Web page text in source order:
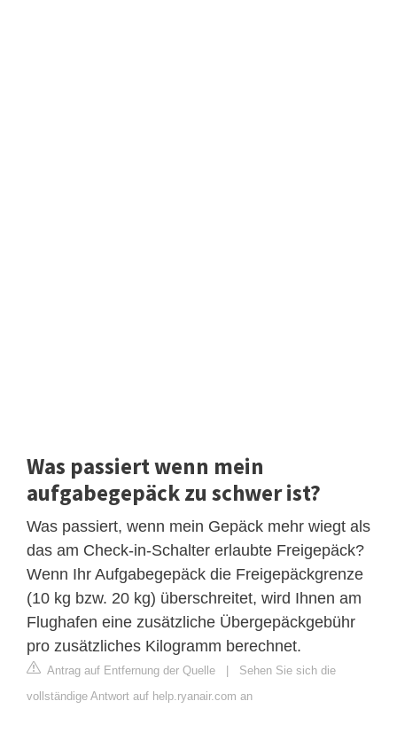
Was passiert wenn mein
aufgabegepäck zu schwer ist?
Was passiert, wenn mein Gepäck mehr wiegt als
das am Check-in-Schalter erlaubte Freigepäck?
Wenn Ihr Aufgabegepäck die Freigepäckgrenze
(10 kg bzw. 20 kg) überschreitet, wird Ihnen am
Flughafen eine zusätzliche Übergepäckgebühr
pro zusätzliches Kilogramm berechnet.
Antrag auf Entfernung der Quelle | Sehen Sie sich die
vollständige Antwort auf help.ryanair.com an